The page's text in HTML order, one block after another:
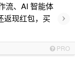
流、AI 智能体
返现红包，买
›
PRO